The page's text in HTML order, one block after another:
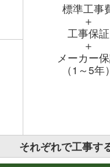
標準工事
＋
工事保証
＋
メーカー
（1～5年）
それぞれで工事す